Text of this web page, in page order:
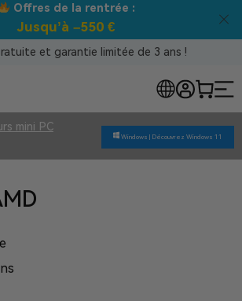
prix garanti tous canaux !
et garantie limitée de 3 ans !
mini PC
Windows | Découvrez Windows 11